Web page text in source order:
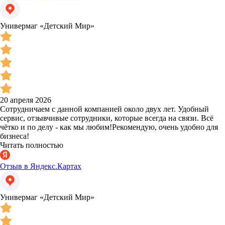
Универмаг «Детский Мир»
20 апреля 2026
Сотрудничаем с данной компанией около двух лет. Удобный
сервис, отзывчивые сотрудники, которые всегда на связи. Всё
чётко и по делу - как мы любим!Рекомендую, очень удобно для
бизнеса!
Читать полностью
Отзыв в Яндекс.Картах
Универмаг «Детский Мир»